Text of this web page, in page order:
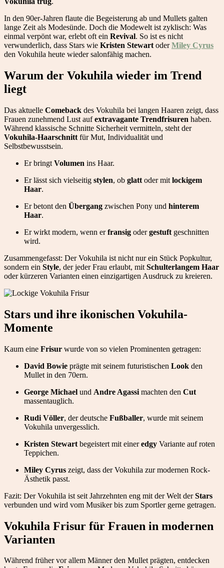
In den 90er-Jahren flaute die Begeisterung ab und Mullets galten
lange Zeit als Modesünde. Doch die Modewelt ist zyklisch: Was
einmal verpönt war, erlebt oft ein Revival. So ist es nicht
verwunderlich, dass Stars wie Kristen Stewart oderMiley Cyrus
den Vokuhila heute wieder salonfähig machen.
Warum der Vokuhila wieder im Trend
liegt
Das aktuelle Comeback des Vokuhila bei langen Haaren zeigt, dass
Frauen zunehmend Lust aufextravagante Trendfrisuren haben.
Während klassische Schnitte Sicherheit vermitteln, steht der
Vokuhila-Haarschnitt für Mut, Individualität und
Selbstbewusstsein.
Er bringt Volumen ins Haar.
Er lässt sich vielseitig stylen, ob glatt oder mit lockigem
Haar.
Er betont den Übergang zwischen Pony und hinterem
Haar.
Er wirkt modern, wenn erfransig odergestuft geschnitten
wird.
Zusammengefasst: Der Vokuhila ist nicht nur ein Stück Popkultur,
sondern ein Style, der jeder Frau erlaubt, mit Schulterlangem Haar
oder kürzeren Varianten einen einzigartigen Ausdruck zu kreieren.
Stars und ihre ikonischen Vokuhila-
Momente
Kaum eine Frisur wurde von so vielen Prominenten getragen:
David Bowie prägte mit seinem futuristischen Look den
Mullet in den 70ern.
George Michael und Andre Agassi machten den Cut
massentauglich.
Rudi Völler, der deutsche Fußballer, wurde mit seinem
Vokuhila unvergesslich.
Kristen Stewart begeistert mit eineredgy Variante auf roten
Teppichen.
Miley Cyrus zeigt, dass der Vokuhila zur modernen Rock-
Ästhetik passt.
Fazit: Der Vokuhila ist seit Jahrzehnten eng mit der Welt derStars
verbunden und wird vom Musiker bis zum Sportler gerne getragen.
Vokuhila Frisur für Frauen in modernen
Varianten
Während früher vor allem Männer den Mullet prägten, entdecken